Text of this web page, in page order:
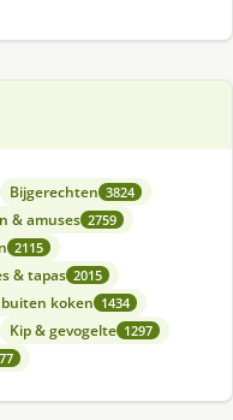
Bijgerechten 3824
& amuses 2759
2115
& tapas 2015
buiten koken 1434
Kip & gevogelte 1297